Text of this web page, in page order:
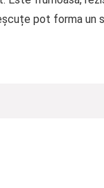
pot forma un